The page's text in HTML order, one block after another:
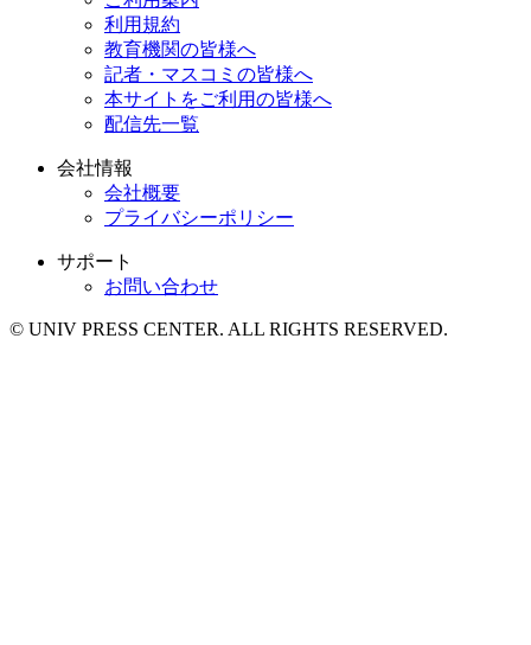
利用規約
教育機関の皆様へ
記者・マスコミの皆様へ
本サイトをご利用の皆様へ
配信先一覧
会社情報
会社概要
プライバシーポリシー
サポート
お問い合わせ
© UNIV PRESS CENTER. ALL RIGHTS RESERVED.